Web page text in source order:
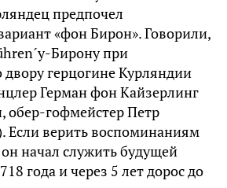
предпочел
«фон Бирон». Говорили,
Бирону при
двору герцогине Курляндии
Герман фон Кайзерлинг
обер-гофмейстер Петр
верить воспоминаниям
начал служить будущей
года и через 5 лет дорос до